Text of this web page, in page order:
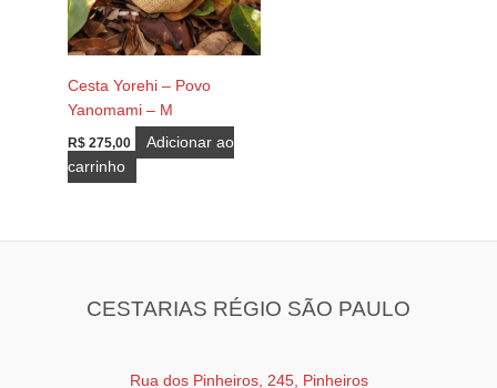
Cesta Yorehi – Povo
Yanomami – M
R$ 275,00
Adicionar ao
carrinho
CESTARIAS RÉGIO SÃO PAULO
Rua dos Pinheiros, 245, Pinheiros